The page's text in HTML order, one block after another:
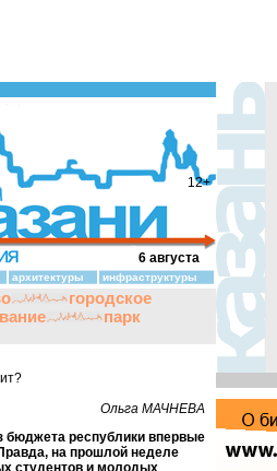
12+
6 августа
архитектуры инфраструктуры
городское
парк
Ольга МАЧНЕВА
бюджета республики впервые
на прошлой неделе
студентов и молодых